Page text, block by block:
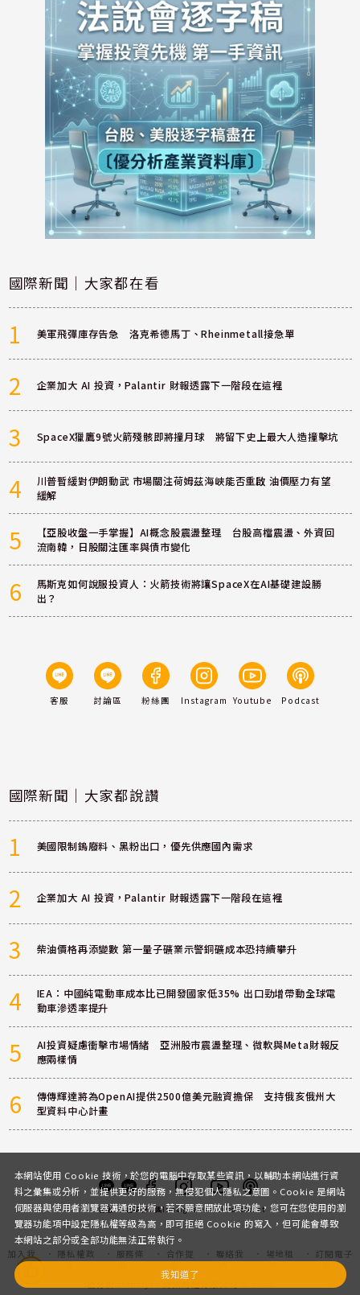
國際新聞｜大家都在看
1 美軍飛彈庫存告急 洛克希德馬丁、Rheinmetall接急單
2 企業加大 AI 投資，Palantir 財報透露下一階段在這裡
3 SpaceX獵鷹9號火箭殘骸即將撞月球 將留下史上最大人造撞擊坑
4
川普暫緩對伊朗動武 市場關注荷姆茲海峽能否重啟 油價壓力有望
緩解
5
【亞股收盤一手掌握】AI概念股震盪整理 台股高檔震盪、外資回
流南韓，日股關注匯率與債市變化
6
馬斯克如何說服投資人：火箭技術將讓SpaceX在AI基礎建設勝
出？
客服 討論區 粉絲團 Instagram Youtube Podcast
國際新聞｜大家都說讚
1 美國限制鎢廢料、黑粉出口，優先供應國內需求
2 企業加大 AI 投資，Palantir 財報透露下一階段在這裡
3 柴油價格再添變數 第一量子礦業示警銅礦成本恐持續攀升
4
IEA：中國純電動車成本比已開發國家低35% 出口勁增帶動全球電
動車滲透率提升
5
AI投資疑慮衝擊市場情緒 亞洲股市震盪整理、微軟與Meta財報反
應兩樣情
6
傳傳輝達將為OpenAI提供2500億美元融資擔保 支持俄亥俄州大
型資料中心計畫
客服 討論區粉絲團InstagramYoutubePodcast
加入我
們
隱私權政
策
服務條
款
合作提
案
聯絡我
們
場地租
借
訂閱電子
報
本網站使用 Cookie 技術，於您的電腦中存取某些資訊，以輔助本網站進行資
料之彙集或分析，並提供更好的服務，無侵犯個人隱私之意圖。Cookie 是網站
伺服器與使用者瀏覽器溝通的技術，若不願意開放此項功能，您可在您使用的瀏
覽器功能項中設定隱私權等級為高，即可拒絕 Cookie 的寫入，但可能會導致
本網站之部分或全部功能無法正常執行。
我知道了